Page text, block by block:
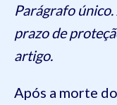
Parágrafo
prazo de
artigo.
Após a morte